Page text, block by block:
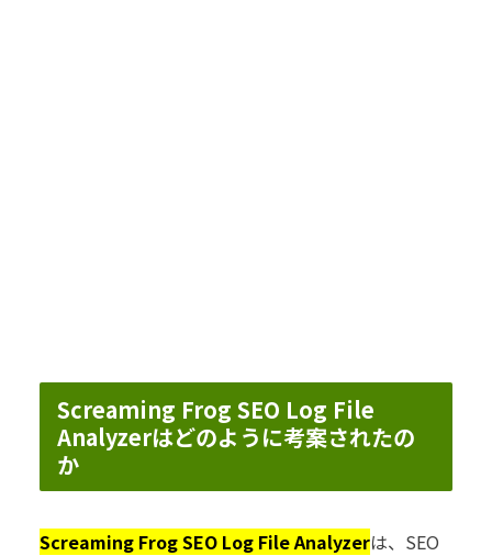
Screaming Frog SEO Log File
Analyzerはどのように考案されたの
か
Screaming Frog SEO Log File Analyzerは、SEO